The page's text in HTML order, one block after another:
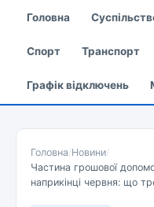
Головна
Спорт Транспорт
Графік відключень
Головна/Новини/
Частина грошової
наприкінці червня: що